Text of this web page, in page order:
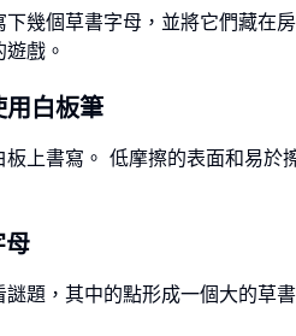
幾個草書字母，並將它們藏在
戲。
白板筆
上書寫。 低摩擦的表面和易
母
謎題，其中的點形成一個大的草